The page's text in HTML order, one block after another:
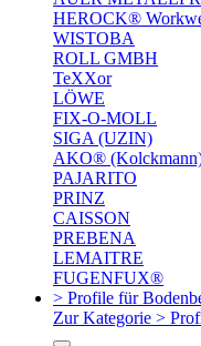
HEROCK®
WISTOBA
ROLL GMBH
TeXXor
LÖWE
FIX-O-MOLL
SIGA (UZIN)
AKO®
PAJARITO
PRINZ
CAISSON
PREBENA
LEMAITRE
FUGENFUX®
> Profile für
Zur Kategorie >